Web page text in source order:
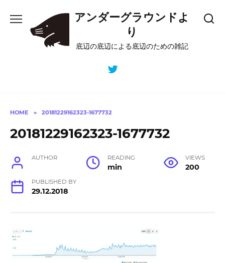
content
アンダーグラウンドよ
り
底辺の底辺による底辺のための雑記
HOME » 20181229162323-1677732
20181229162323-1677732
AUTHOR READING
min
VIEWS
200
PUBLISHED BY
29.12.2018